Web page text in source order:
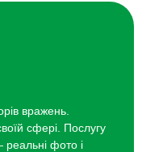
вражень.
сфері. Послугу
реальні фото і